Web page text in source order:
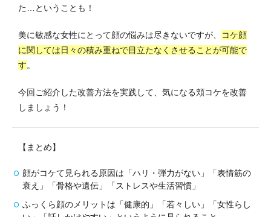
た…ということも！
美に敏感な女性にとって顔の悩みは尽きないですが、
コケ顔
に関しては日々の積み重ねで目立たなくさせることが可能で
す。
今回ご紹介した改善方法を実践して、気になる頬コケを改善
しましょう！
【まとめ】
顔がコケて見られる原因は「ハリ・弾力がない」「表情筋の
衰え」「骨格や遺伝」「ストレスや生活習慣」
ふっくら顔のメリットは「健康的」「若々しい」「女性らし